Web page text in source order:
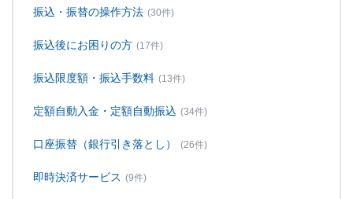
振込・振替の操作方法 (30件)
振込後にお困りの方 (17件)
振込限度額・振込手数料 (13件)
定額自動入金・定額自動振込 (34件)
口座振替（銀行引き落とし） (26件)
即時決済サービス (9件)